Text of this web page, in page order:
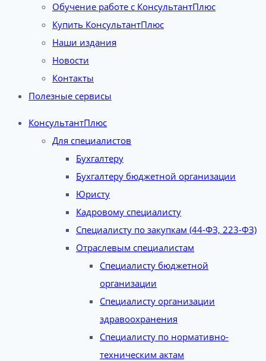
Обучение работе с КонсультантПлюс
Купить КонсультантПлюс
Наши издания
Новости
Контакты
Полезные сервисы
КонсультантПлюс
Для специалистов
Бухгалтеру
Бухгалтеру бюджетной организации
Юристу
Кадровому специалисту
Специалисту по закупкам (44-ФЗ, 223-ФЗ)
Отраслевым специалистам
Специалисту бюджетной
организации
Специалисту организации
здравоохранения
Специалисту по нормативно-
техническим актам